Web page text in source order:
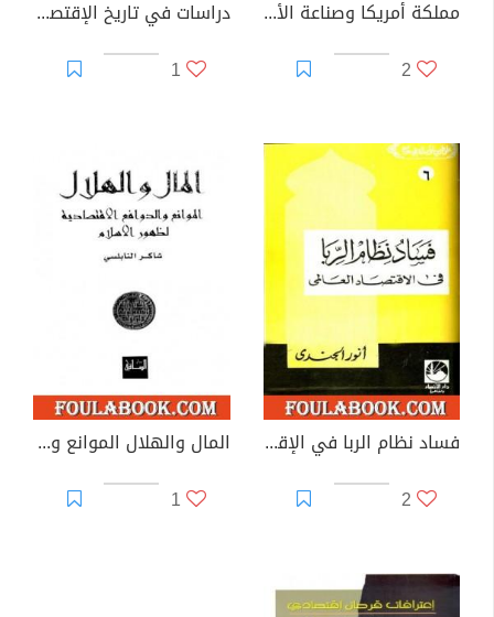
مملكة أمريكا وصناعة الأساطير على تخوم النفط السعودي
2
دراسات في تاريخ الإقتصاد والفكر الإقتصادي - الجزء الأول
1
فساد نظام الربا في الإقتصاد العالمي
2
المال والهلال الموانع والدوافع الاقتصادية لظهور الاسلام
1